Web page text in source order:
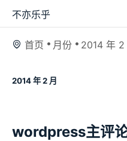
不亦乐乎
首页 月份 2014 年 2
2014 年 2 月
wordpress主评